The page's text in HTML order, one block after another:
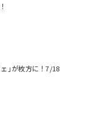
｣が枚方に！7/18